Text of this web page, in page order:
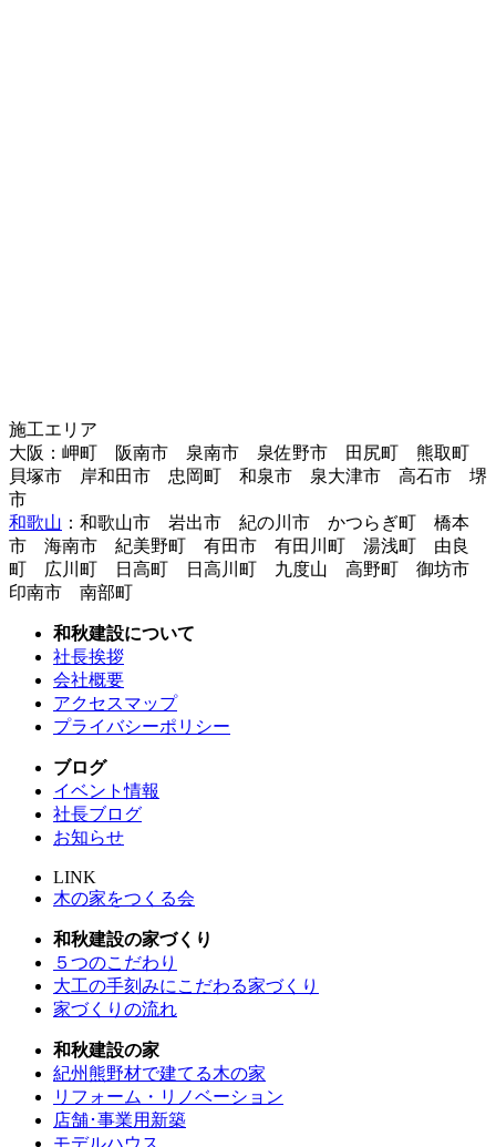
施工エリア
大阪：岬町 阪南市 泉南市 泉佐野市 田尻町 熊取町
貝塚市 岸和田市 忠岡町 和泉市 泉大津市 高石市 堺
市
和歌山 ：和歌山市 岩出市 紀の川市 かつらぎ町 橋本
市 海南市 紀美野町 有田市 有田川町 湯浅町 由良
町 広川町 日高町 日高川町 九度山 高野町 御坊市
印南市 南部町
和秋建設について
社長挨拶
会社概要
アクセスマップ
プライバシーポリシー
ブログ
イベント情報
社長ブログ
お知らせ
LINK
木の家をつくる会
和秋建設の家づくり
５つのこだわり
大工の手刻みにこだわる家づくり
家づくりの流れ
和秋建設の家
紀州熊野材で建てる木の家
リフォーム・リノベーション
店舗･事業用新築